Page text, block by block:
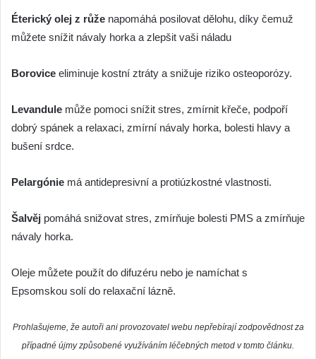
Éterický olej z růže napomáhá posilovat dělohu, díky čemuž
můžete snížit návaly horka a zlepšit vaši náladu
Borovice eliminuje kostní ztráty a snižuje riziko osteoporózy.
Levandule může pomoci snížit stres, zmírnit křeče, podpoří
dobrý spánek a relaxaci, zmírní návaly horka, bolesti hlavy a
bušení srdce.
Pelargónie má antidepresivní a protiúzkostné vlastnosti.
Šalvěj pomáhá snižovat stres, zmírňuje bolesti PMS a zmírňuje
návaly horka.
Oleje můžete použít do difuzéru nebo je namíchat s
Epsomskou solí do relaxační lázně.
Prohlašujeme, že autoři ani provozovatel webu nepřebírají zodpovědnost za
případné újmy způsobené využíváním léčebných metod v tomto článku.